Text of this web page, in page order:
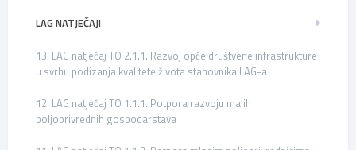
LAG NATJEČAJI
13. LAG natječaj TO 2.1.1. Razvoj opće društvene infrastrukture
u svrhu podizanja kvalitete života stanovnika LAG-a
12. LAG natječaj TO 1.1.1. Potpora razvoju malih
poljoprivrednih gospodarstava